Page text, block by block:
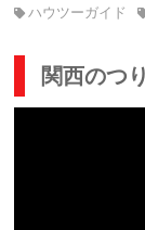
ハウツーガイド
関西のつ